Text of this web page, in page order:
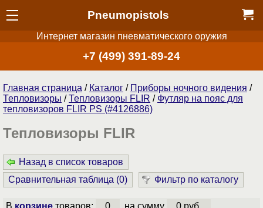
Pneumopistols
Интернет магазин пневматического оружия
+7 (499) 391-89-24
Главная страница / Каталог / Приборы ночного видения /
Тепловизоры /Тепловизоры FLIR / Футляр на пояс для
тепловизоров FLIR PS (#4126886)
Тепловизоры FLIR
Назад в список товаров
Сравнительная таблица (0) Фильтр по каталогу